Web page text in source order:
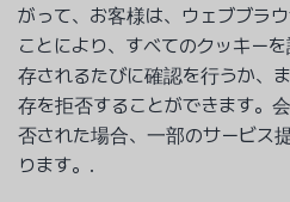
がって、お客様は、ウェブブラ
ことにより、すべてのクッキー
存されるたびに確認を行うか、
存を拒否することができます。
否された場合、一部のサービス
ります。.